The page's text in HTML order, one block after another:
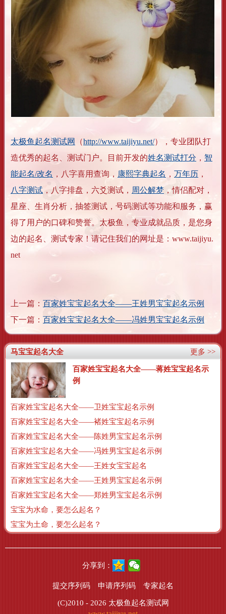
太极鱼起名测试网 （http://www.taijiyu.net/），专业团队打
造优秀的起名、测试门户。目前开发的姓名测试打分 ， 智
能起名/改名 ，八字喜用查询， 康熙字典起名 ， 万年历 ，
八字测试 ，八字排盘，六爻测试， 周公解梦 ，情侣配对，
星座、生肖分析，抽签测试，号码测试等功能和服务，赢
得了用户的口碑和赞誉。太极鱼，专业成就品质，是您身
边的起名、测试专家！请记住我们的网址是：www.taijiyu.
net
上一篇： 百家姓宝宝起名大全——王姓男宝宝起名示例
下一篇： 百家姓宝宝起名大全——冯姓男宝宝起名示例
更多 >>
马宝宝起名大全
百家姓宝宝起名大全——蒋姓宝宝起名示
例
百家姓宝宝起名大全——卫姓宝宝起名示例
百家姓宝宝起名大全——褚姓宝宝起名示例
百家姓宝宝起名大全——陈姓男宝宝起名示例
百家姓宝宝起名大全——冯姓男宝宝起名示例
百家姓宝宝起名大全——王姓女宝宝起名
百家姓宝宝起名大全——王姓男宝宝起名示例
百家姓宝宝起名大全——郑姓男宝宝起名示例
宝宝为水命，要怎么起名？
宝宝为土命，要怎么起名？
分享到：
提交序列码 申请序列码 专家起名
(C)2010 - 2026 太极鱼起名测试网